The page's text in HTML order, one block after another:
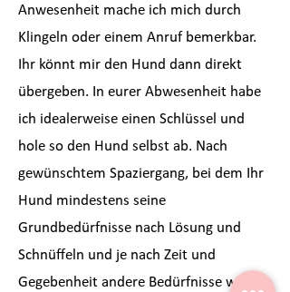
Anwesenheit mache ich mich durch
Klingeln oder einem Anruf bemerkbar.
Ihr könnt mir den Hund dann direkt
übergeben. In eurer Abwesenheit habe
ich idealerweise einen Schlüssel und
hole so den Hund selbst ab. Nach
gewünschtem Spaziergang, bei dem Ihr
Hund mindestens seine
Grundbedürfnisse nach Lösung und
Schnüffeln und je nach Zeit und
Gegebenheit andere Bedürfnisse wie